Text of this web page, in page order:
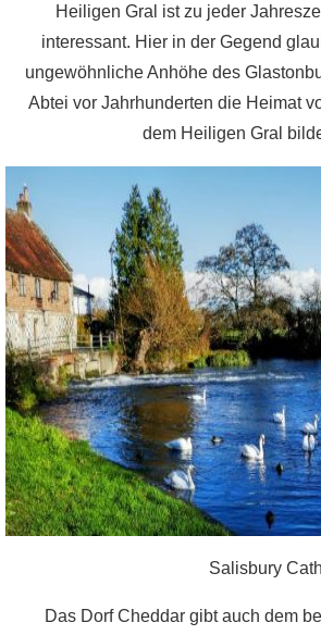
Heiligen Gral ist zu jeder
interessant. Hier in der Gegend
ungewöhnliche Anhöhe des
Abtei vor Jahrhunderten die Heimat
dem Heiligen Gral
Salisbury
Das Dorf Cheddar gibt auch dem